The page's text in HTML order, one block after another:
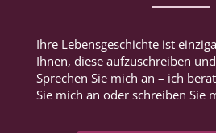
Ihre Lebensgeschichte ist
Ihnen, diese aufzuschreiben
Sprechen Sie mich an – ich
Sie mich an oder schreiben Sie